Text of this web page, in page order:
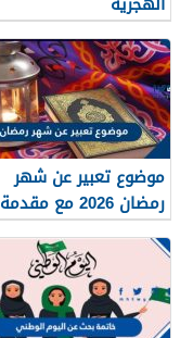
موضوع تعبير عن شهر
رمضان 2026 مع مقدمة
وعرض وخاتمة